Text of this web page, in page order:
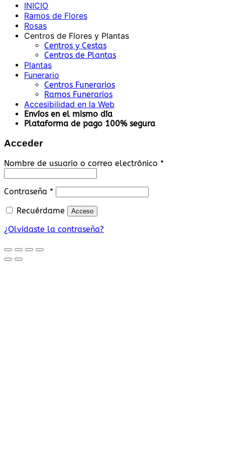
INICIO
Ramos de Flores
Rosas
Centros de Flores y Plantas
Centros y Cestas
Centros de Plantas
Plantas
Funerario
Centros Funerarios
Ramos Funerarios
Accesibilidad en la Web
Envíos en el mismo día
Plataforma de pago 100% segura
Acceder
Nombre de usuario o correo electrónico *Obligatorio
Contraseña *Obligatorio
Recuérdame Acceso
¿Olvidaste la contraseña?